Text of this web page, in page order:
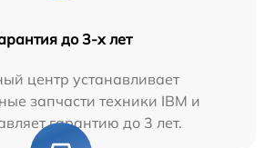
до 3-х лет
центр устанавливает
запчасти техники IBM и
гарантию до 3 лет.